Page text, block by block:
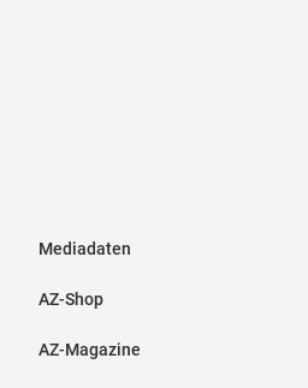
Mediadaten
AZ-Shop
AZ-Magazine